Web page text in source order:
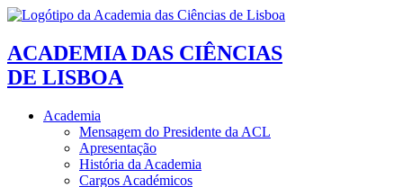
ACADEMIA DAS CIÊNCIAS
DE LISBOA
Academia
Mensagem do Presidente da ACL
Apresentação
História da Academia
Cargos Académicos